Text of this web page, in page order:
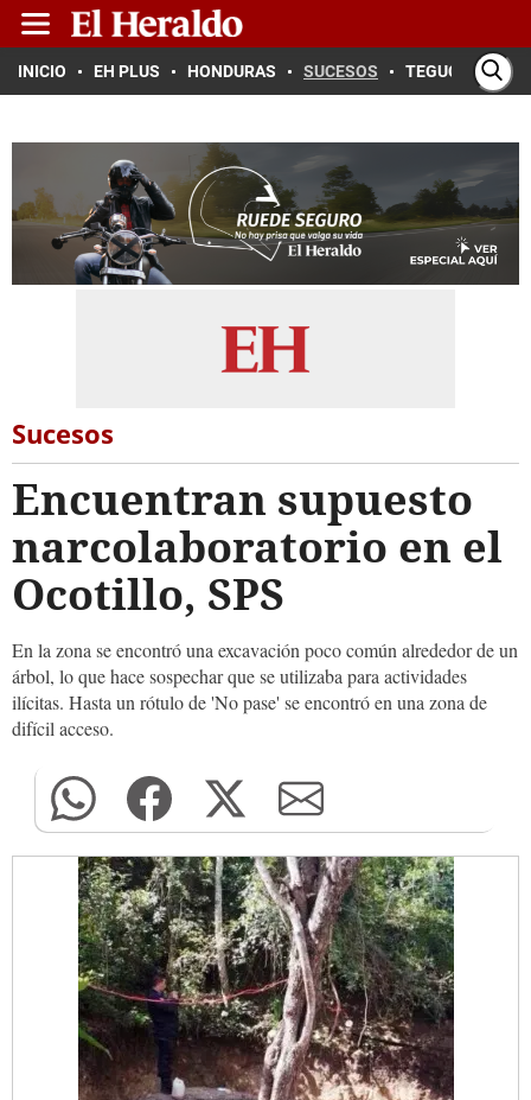
INICIO EH PLUS HONDURAS SUCESOS TEGUCIGALPA
Sucesos
Encuentran supuesto
narcolaboratorio en el
Ocotillo, SPS
En la zona se encontró una excavación poco común alrededor de un
árbol, lo que hace sospechar que se utilizaba para actividades
ilícitas. Hasta un rótulo de 'No pase' se encontró en una zona de
difícil acceso.